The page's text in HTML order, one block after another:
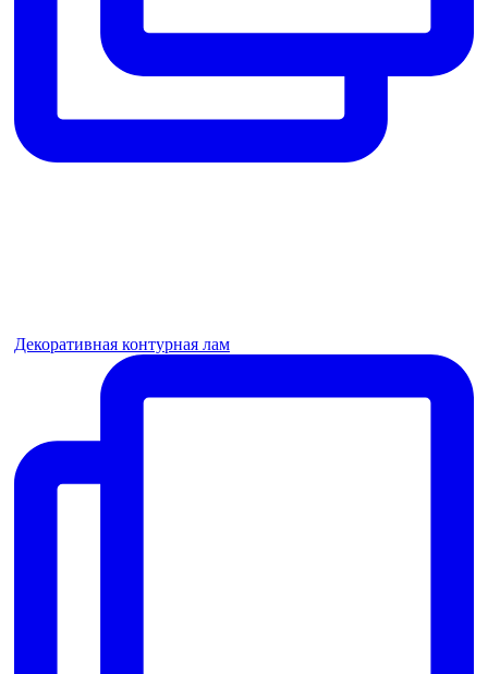
Декоративная контурная лам